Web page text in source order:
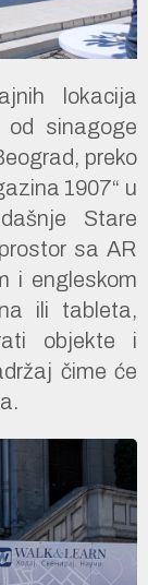
lokacija
od sinagoge
preko
1907“ u
Stare
sa AR
i engleskom
ili tableta,
objekte i
čime će